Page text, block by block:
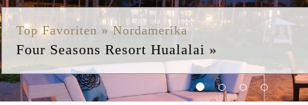
Top Favoriten » Nordamerika
Four Seasons Resort Hualalai »